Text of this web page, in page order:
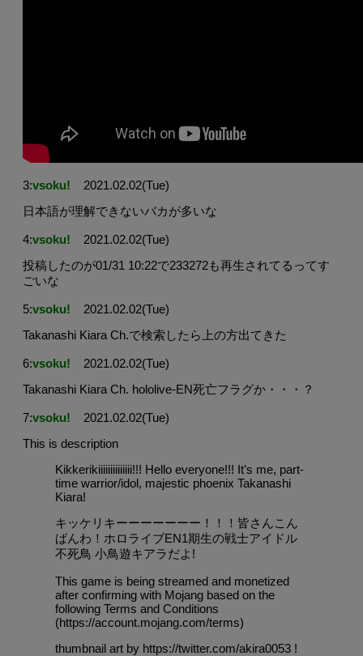
3:vsoku!
2021.02.02(Tue)
日本語が理解できないバカが多いな
4:vsoku!
2021.02.02(Tue)
投稿したのが01/31 10:22で233272も再生されてるってす
ごいな
5:vsoku!
2021.02.02(Tue)
Takanashi Kiara Ch.で検索したら上の方出てきた
6:vsoku!
2021.02.02(Tue)
Takanashi Kiara Ch. hololive-EN死亡フラグか・・・？
7:vsoku!
2021.02.02(Tue)
This is description
Kikkerikiiiiiiiiiiiiii!!! Hello everyone!!! It’s me, part-
time warrior/idol, majestic phoenix Takanashi
Kiara!
キッケリキーーーーーーー！！！皆さんこん
ばんわ！ホロライブEN1期生の戦士アイドル
不死鳥 小鳥遊キアラだよ!
This game is being streamed and monetized
after confirming with Mojang based on the
following Terms and Conditions
(https://account.mojang.com/terms)
thumbnail art by https://twitter.com/akira0053 !